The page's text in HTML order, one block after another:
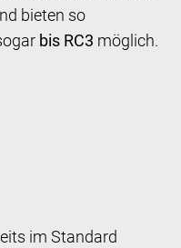
bieten so
bis RC3 möglich.
im Standard